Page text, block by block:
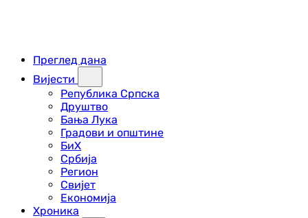
Преглед дана
Вијести
Република Српска
Друштво
Бања Лука
Градови и општине
БиХ
Србија
Регион
Свијет
Економија
Хроника